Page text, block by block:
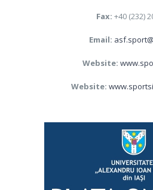
Fax: +40 (232)
Email:
Website:
Website: